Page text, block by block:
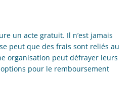
un acte gratuit. Il n’est jamais
peut que des frais sont reliés au
organisation peut défrayer leurs
pour le remboursement